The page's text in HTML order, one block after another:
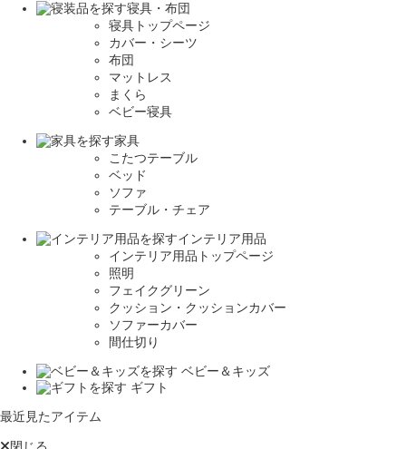
寝具・布団
寝具トップページ
カバー・シーツ
布団
マットレス
まくら
ベビー寝具
家具
こたつテーブル
ベッド
ソファ
テーブル・チェア
インテリア用品
インテリア用品トップページ
照明
フェイクグリーン
クッション・クッションカバー
ソファーカバー
間仕切り
ベビー＆キッズ
ギフト
最近見たアイテム